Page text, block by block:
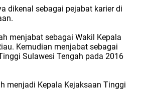
dikenal sebagai pejabat karier di
menjabat sebagai Wakil Kepala
Kemudian menjabat sebagai
Sulawesi Tengah pada 2016
menjadi Kepala Kejaksaan Tinggi